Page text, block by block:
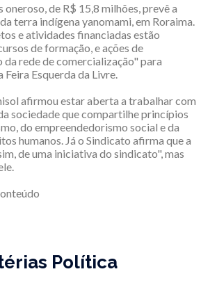
de R$ 15,8 milhões, prevê a
terra indígena yanomami, em Roraima.
e atividades financiadas estão
de formação, e ações de
rede de comercialização" para
Esquerda da Livre.
afirmou estar aberta a trabalhar com
sociedade que compartilhe princípios
do empreendedorismo social e da
humanos. Já o Sindicato afirma que a
de uma iniciativa do sindicato", mas
Política